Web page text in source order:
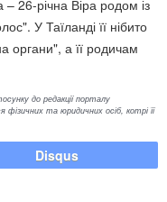
26-річна Віра родом із
У Таїланді її нібито
органи", а її родичам
до редакції порталу
та юридичних осіб, котрі її
Disqus